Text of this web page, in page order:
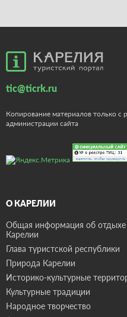
tic@ticrk.ru
Копирование материалов только с
администрации сайта
О КАРЕЛИИ
Общая информация об отдыхе
Карелии
Глава туристской республики
Природа Карелии
Историко-культурные
Культурные традиции
Народное творчество